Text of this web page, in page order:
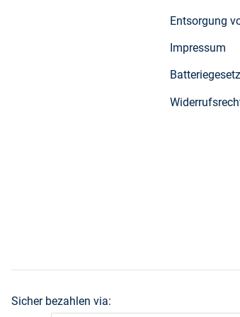
Entsorgung
Impressum
Sicher bezahlen via: